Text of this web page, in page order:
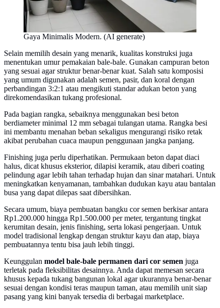
Gaya Minimalis Modern. (AI generate)
Selain memilih desain yang menarik, kualitas konstruksi juga
menentukan umur pemakaian bale-bale. Gunakan campuran beton
yang sesuai agar struktur benar-benar kuat. Salah satu komposisi
yang umum digunakan adalah semen, pasir, dan koral dengan
perbandingan 3:2:1 atau mengikuti standar adukan beton yang
direkomendasikan tukang profesional.
Pada bagian rangka, sebaiknya menggunakan besi beton
berdiameter minimal 12 mm sebagai tulangan utama. Rangka besi
ini membantu menahan beban sekaligus mengurangi risiko retak
akibat perubahan cuaca maupun penggunaan jangka panjang.
Finishing juga perlu diperhatikan. Permukaan beton dapat diaci
halus, dicat khusus eksterior, dilapisi keramik, atau diberi coating
pelindung agar lebih tahan terhadap hujan dan sinar matahari. Untuk
meningkatkan kenyamanan, tambahkan dudukan kayu atau bantalan
busa yang dapat dilepas saat dibersihkan.
Secara umum, biaya pembuatan bangku cor semen berkisar antara
Rp1.200.000 hingga Rp1.500.000 per meter, tergantung tingkat
kerumitan desain, jenis finishing, serta lokasi pengerjaan. Untuk
model tradisional lengkap dengan struktur kayu dan atap, biaya
pembuatannya tentu bisa jauh lebih tinggi.
Keunggulan model bale-bale permanen dari cor semen juga
terletak pada fleksibilitas desainnya. Anda dapat memesan secara
khusus kepada tukang bangunan lokal agar ukurannya benar-benar
sesuai dengan kondisi teras maupun taman, atau memilih unit siap
pasang yang kini banyak tersedia di berbagai marketplace.